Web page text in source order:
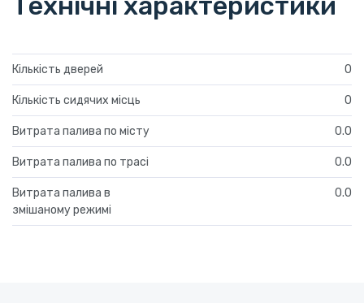
Кількість дверей 0
Кількість сидячих місць 0
Витрата палива по місту 0.0
Витрата палива по трасі 0.0
Витрата палива в
змішаному режимі
0.0